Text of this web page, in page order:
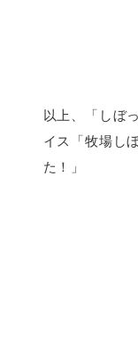
以上、「しぼ
イス「牧場し
た！」